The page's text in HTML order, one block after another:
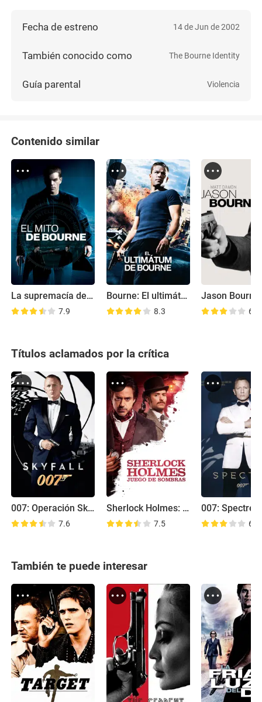
Fecha de estreno 14 de Jun de 2002
También conocido como The Bourne Identity
Guía parental Violencia
Contenido similar
La supremacía de Bourne
7.9
Bourne: El ultimátum
8.3
Jason Bourne
6.5
Títulos aclamados por la crítica
007: Operación Skyfall
7.6
Sherlock Holmes: Juego de sombras
7.5
007: Spectre
6.7
También te puede interesar